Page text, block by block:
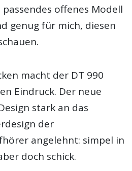
passendes offenes Modell
genug für mich, diesen
macht der DT 990
Eindruck. Der neue
stark an das
der
angelehnt: simpel in
doch schick.